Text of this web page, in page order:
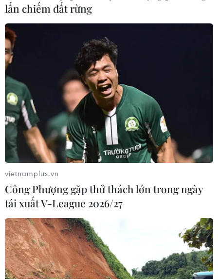
Twitter thừa nhận một phần mã nguồn đã
bị rò rỉ trực tuyến
27/03/2023 04:06
Trong đơn kiện gửi lên một tòa án ở California, Twitter
cho biết đã phát hiện GitHub - một dịch vụ lưu trữ
Internet để phát triển phần mềm - đăng công khai mã
nguồn của công ty này.
lấn chiếm đất rừng
vietnamplus.vn
Công Phượng gặp thử thách lớn trong ngày
tái xuất V-League 2026/27